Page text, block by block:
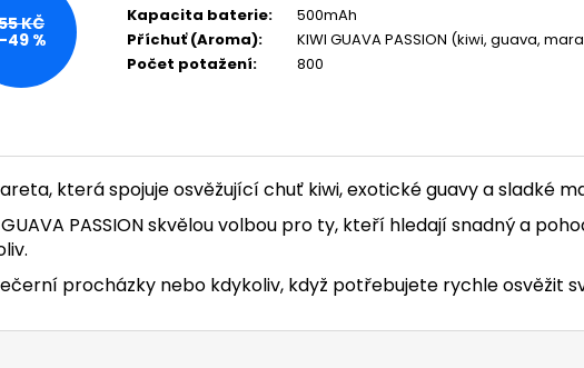
Kapacita baterie:
500mAh
Příchuť (Aroma):
KIWI GUAVA PASSION (kiwi, guava,
Počet potažení: 800
KČ
%
která spojuje osvěžující chuť kiwi, exotické guavy a sladké
PASSION skvělou volbou pro ty, kteří hledají snadný a
procházky nebo kdykoliv, když potřebujete rychle osvěžit